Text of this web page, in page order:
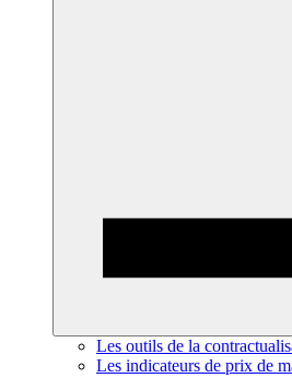
Les outils de la
Les indicateurs de prix de